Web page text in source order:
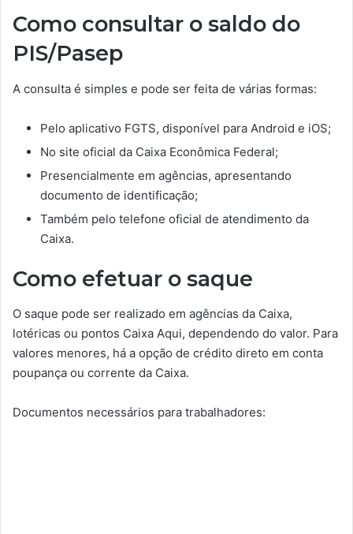
Como consultar o saldo do
PIS/Pasep
A consulta é simples e pode ser feita de várias formas:
Pelo aplicativo FGTS, disponível para Android e iOS;
No site oficial da Caixa Econômica Federal;
Presencialmente em agências, apresentando
documento de identificação;
Também pelo telefone oficial de atendimento da
Caixa.
Como efetuar o saque
O saque pode ser realizado em agências da Caixa,
lotéricas ou pontos Caixa Aqui, dependendo do valor. Para
valores menores, há a opção de crédito direto em conta
poupança ou corrente da Caixa.
Documentos necessários para trabalhadores: